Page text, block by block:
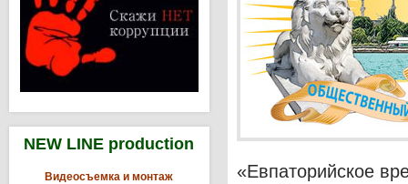
NEW LINE production
Видеосъемка и монтаж
«Евпаторийское